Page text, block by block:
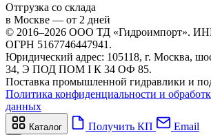
Отгрузка со склада
в Москве — от 2 дней
© 2016–2026 ООО ТД «Гидроимпорт».
ОГРН 5167746447941.
Юридический адрес: 105118, г. Москва,
34, Э ПОД ПОМ I К 34 ОФ 85.
Поставка промышленной гидравлики и
Политика конфиденциальности и
данных
Каталог Получить КП Email